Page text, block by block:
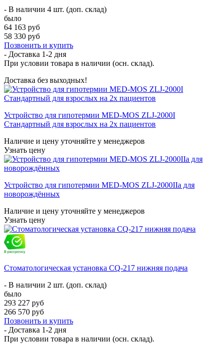
- В наличии 4 шт. (доп. склад)
было
64 163 руб
58 330 руб
Позвонить и купить
- Доставка 1-2 дня
При условии товара в наличии (осн. склад).
Доставка без выходных!
Устройство для гипотермии MED-MOS ZLJ-2000I
Стандартный для взрослых на 2х пациентов
Наличие и цену уточняйте у менеджеров
Узнать цену
Устройство для гипотермии MED-MOS ZLJ-2000IIa для
новорождённых
Наличие и цену уточняйте у менеджеров
Узнать цену
Стоматологическая установка CQ-217 нижняя подача
- В наличии 2 шт. (доп. склад)
было
293 227 руб
266 570 руб
Позвонить и купить
- Доставка 1-2 дня
При условии товара в наличии (осн. склад).